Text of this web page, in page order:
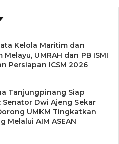
dari beberapa OPD.
Kelola Maritim dan
Melayu, UMRAH dan PB ISMI
Persiapan ICSM 2026
Tanjungpinang Siap
Senator Dwi Ajeng Sekar
UMKM Tingkatkan
Melalui AIM ASEAN